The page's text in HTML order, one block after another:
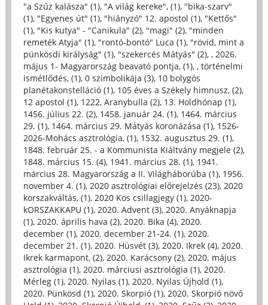
"a Szűz kalásza" (1), "A világ kereke", (1), "bika-szarv"
(1), "Egyenes út" (1), "hiányzó" 12. apostol (1), "Kettős"
(1), "Kis kutya" - "Canikula" (2), "magi" (2), "minden
remeték Atyja" (1), "rontó-bontó" Luca (1), "rövid, mint a
pünkösdi királyság" (1), "szekercés Mátyás" (2), , 2026.
május 1- Magyarország beavató pontja, (1), , történelmi
ismétlődés, (1), 0 szimbolikája (3), 10 bolygós
planétakonstelláció (1), 105 éves a Székely himnusz, (2),
12 apostol (1), 1222, Aranybulla (2), 13. Holdhónap (1),
1456. július 22. (2), 1458. január 24. (1), 1464. március
29. (1), 1464. március 29. Mátyás koronázása (1), 1526-
2026-Mohács asztrológia, (1), 1532. augusztus 29. (1),
1848. február 25. - a Kommunista Kiáltvány megjele (2),
1848. március 15. (4), 1941. március 28. (1), 1941.
március 28. Magyarország a II. Világháborúba (1), 1956.
november 4. (1), 2020 asztrológiai előrejelzés (23), 2020
korszakváltás, (1), 2020 Kos csillagjegy (1), 2020-
kORSZAKKAPU (1), 2020. Advent (3), 2020. Anyáknapja
(1), 2020. április hava (2), 2020. Bika (4), 2020.
december (1), 2020. december 21-24. (1), 2020.
december 21. (1), 2020. Húsvét (3), 2020. Ikrek (4), 2020.
Ikrek karmapont, (2), 2020. Karácsony (2), 2020. május
asztrológia (1), 2020. márciusi asztrológia (1), 2020.
Mérleg (1), 2020. Nyilas (1), 2020. Nyilas Újhold (1),
2020. Pünkösd (1), 2020. Skorpió (1), 2020. Skorpió növő